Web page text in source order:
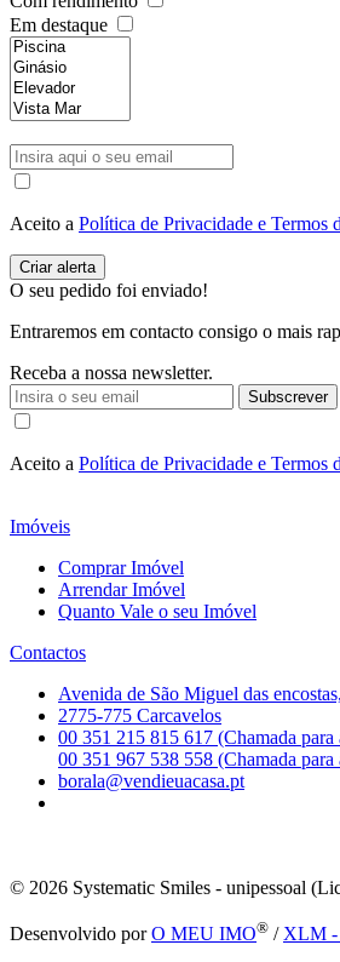
Em destaque
Aceito a Política de Privacidade e Termos
O seu pedido foi enviado!
Entraremos em contacto consigo o mais
Receba a nossa newsletter.
Subscrever
Aceito a Política de Privacidade e Termos
Imóveis
Comprar Imóvel
Arrendar Imóvel
Quanto Vale o seu Imóvel
Contactos
Avenida de São Miguel das
2775-775 Carcavelos
00 351 215 815 617 (Chamada
00 351 967 538 558 (Chamada
borala@vendieuacasa.pt
© 2026 Systematic Smiles - unipessoal
Desenvolvido porO MEU IMO® / XLM -